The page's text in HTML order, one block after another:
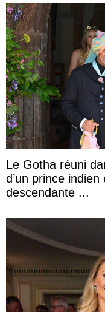
Le Gotha réuni
d’un prince indien
descendante ...